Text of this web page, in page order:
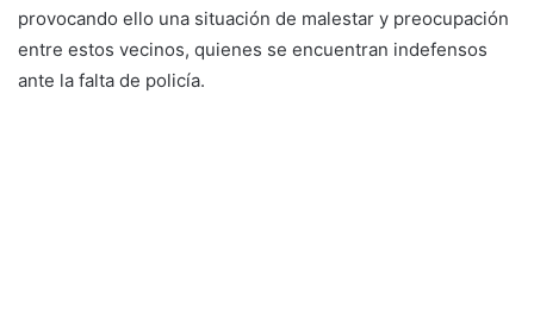
provocando ello una situación de malestar y preocupación
entre estos vecinos, quienes se encuentran indefensos
ante la falta de policía.